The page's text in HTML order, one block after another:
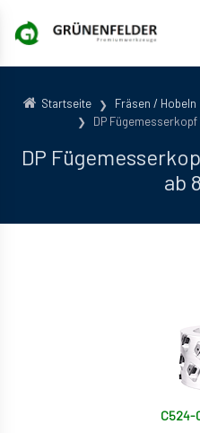
Startseite Fräsen / Hobeln
DP Fügemesserkopf
DP
ab
C524-